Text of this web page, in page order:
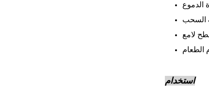
الدموع
لامع
الطعام
استخدام